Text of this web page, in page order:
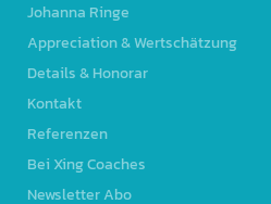
Johanna Ringe
Appreciation & Wertschätzung
Details & Honorar
Kontakt
Referenzen
Bei Xing Coaches
Newsletter Abo